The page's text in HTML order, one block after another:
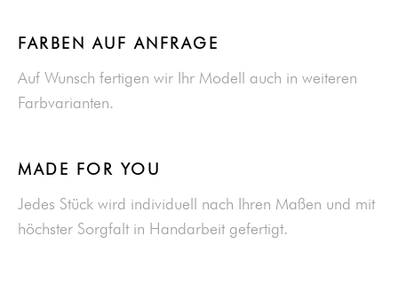
FARBEN AUF ANFRAGE
Auf Wunsch fertigen wir Ihr Modell auch in weiteren
Farbvarianten.
MADE FOR YOU
Jedes Stück wird individuell nach Ihren Maßen und mit
höchster Sorgfalt in Handarbeit gefertigt.